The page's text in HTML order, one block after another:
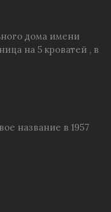
дома имени
на 5 кроватей , в
название в 1957